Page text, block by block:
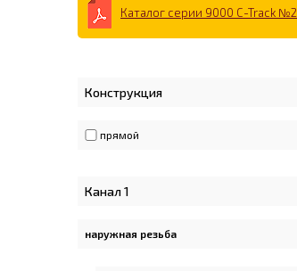
Каталог серии 9000 C-Track №2
Конструкция
прямой
Канал 1
наружная резьба
Apply наружная резьба filter